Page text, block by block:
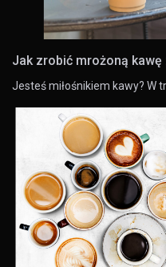
Jak zrobić mrożoną
Jesteś miłośnikiem kawy? W